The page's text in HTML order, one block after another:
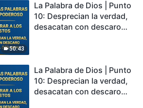
50:43
La Palabra de Dios | Punto
10: Desprecian la verdad,
desacatan con descaro
La Palabra de Dios | Punto
10: Desprecian la verdad,
desacatan con descaro